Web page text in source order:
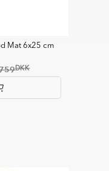
Mat 6x25 cm
DKK